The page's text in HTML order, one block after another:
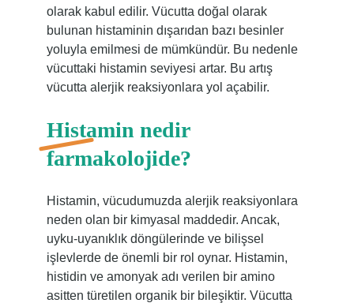
olarak kabul edilir. Vücutta doğal olarak
bulunan histaminin dışarıdan bazı besinler
yoluyla emilmesi de mümkündür. Bu nedenle
vücuttaki histamin seviyesi artar. Bu artış
vücutta alerjik reaksiyonlara yol açabilir.
Histamin nedir
farmakolojide?
Histamin, vücudumuzda alerjik reaksiyonlara
neden olan bir kimyasal maddedir. Ancak,
uyku-uyanıklık döngülerinde ve bilişsel
işlevlerde de önemli bir rol oynar. Histamin,
histidin ve amonyak adı verilen bir amino
asitten türetilen organik bir bileşiktir. Vücutta